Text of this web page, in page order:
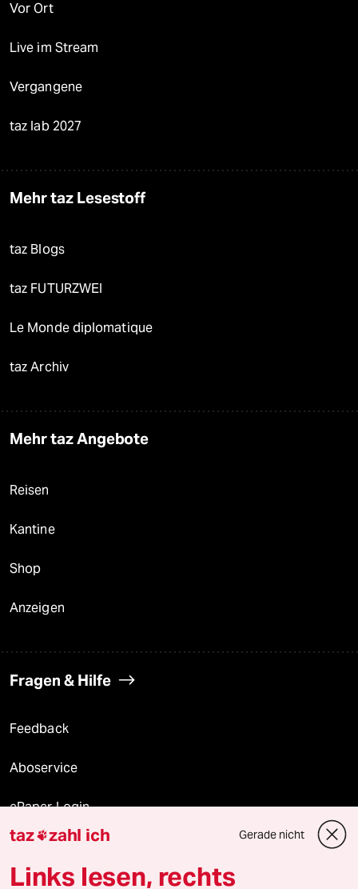
Vor Ort
Live im Stream
Vergangene
taz lab 2027
Mehr taz Lesestoff
taz Blogs
taz FUTURZWEI
Le Monde diplomatique
taz Archiv
Mehr taz Angebote
Reisen
Kantine
Shop
Anzeigen
Fragen & Hilfe
Feedback
Aboservice
ePaper Login
Downloads für Abonnierende
taz zahl ich Gerade nicht
Links lesen, rechts